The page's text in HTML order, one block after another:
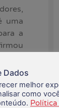
uma
a
o
no
Dados
melhor
como
Política